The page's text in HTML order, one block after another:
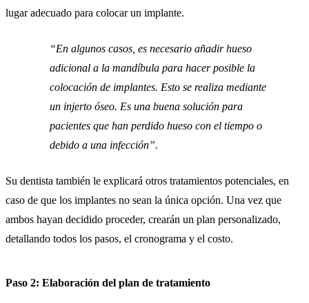
lugar adecuado para colocar un implante.
“En algunos casos, es necesario añadir hueso
adicional a la mandíbula para hacer posible la
colocación de implantes. Esto se realiza mediante
un injerto óseo. Es una buena solución para
pacientes que han perdido hueso con el tiempo o
debido a una infección”.
Su dentista también le explicará otros tratamientos potenciales, en
caso de que los implantes no sean la única opción. Una vez que
ambos hayan decidido proceder, crearán un plan personalizado,
detallando todos los pasos, el cronograma y el costo.
Paso 2: Elaboración del plan de tratamiento